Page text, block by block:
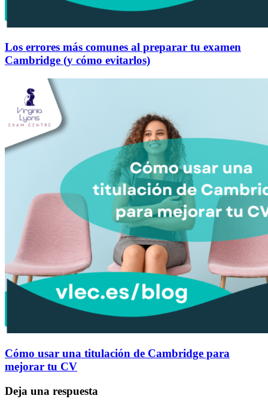
Los errores más comunes al preparar tu examen
Cambridge (y cómo evitarlos)
Cómo usar una titulación de Cambridge para
mejorar tu CV
Deja una respuesta